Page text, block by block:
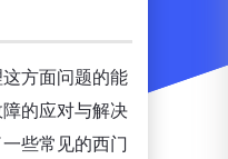
方面问题的能
的应对与解决
些常见的西门